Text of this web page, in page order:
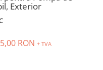
Exterior
RON + TVA